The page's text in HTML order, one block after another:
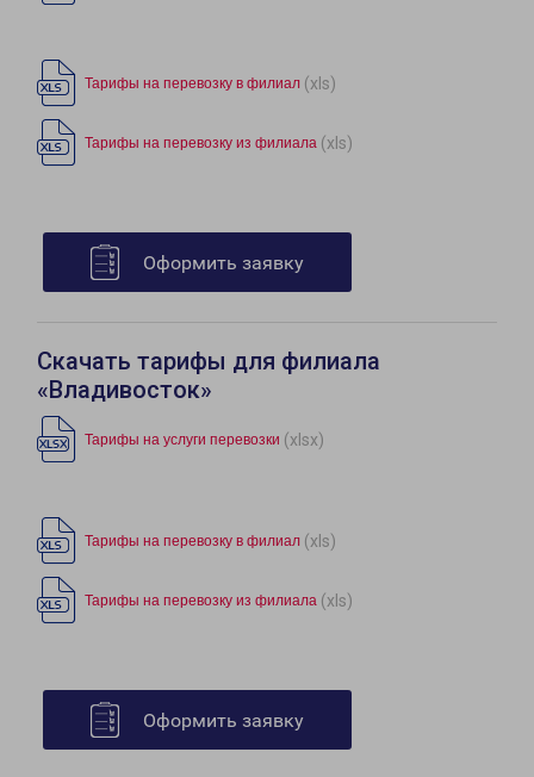
Тарифы на перевозку в филиал (xls)
Тарифы на перевозку из филиала (xls)
Оформить заявку
Скачать тарифы для филиала
«Владивосток»
Тарифы на услуги перевозки (xlsx)
Тарифы на перевозку в филиал (xls)
Тарифы на перевозку из филиала (xls)
Оформить заявку